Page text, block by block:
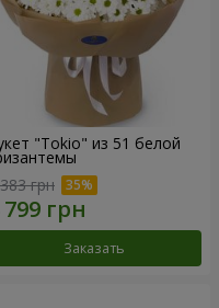
"Tokio" из 51 белой
грн
Заказать